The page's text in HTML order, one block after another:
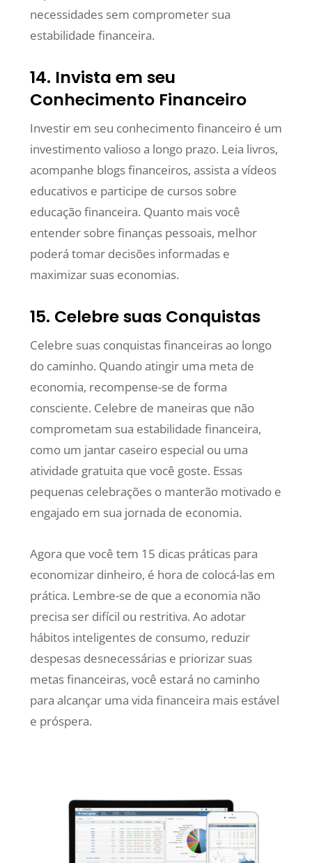
necessidades sem comprometer sua
estabilidade financeira.
14. Invista em seu
Conhecimento Financeiro
Investir em seu conhecimento financeiro é um
investimento valioso a longo prazo. Leia livros,
acompanhe blogs financeiros, assista a vídeos
educativos e participe de cursos sobre
educação financeira. Quanto mais você
entender sobre finanças pessoais, melhor
poderá tomar decisões informadas e
maximizar suas economias.
15. Celebre suas Conquistas
Celebre suas conquistas financeiras ao longo
do caminho. Quando atingir uma meta de
economia, recompense-se de forma
consciente. Celebre de maneiras que não
comprometam sua estabilidade financeira,
como um jantar caseiro especial ou uma
atividade gratuita que você goste. Essas
pequenas celebrações o manterão motivado e
engajado em sua jornada de economia.
Agora que você tem 15 dicas práticas para
economizar dinheiro, é hora de colocá-las em
prática. Lembre-se de que a economia não
precisa ser difícil ou restritiva. Ao adotar
hábitos inteligentes de consumo, reduzir
despesas desnecessárias e priorizar suas
metas financeiras, você estará no caminho
para alcançar uma vida financeira mais estável
e próspera.